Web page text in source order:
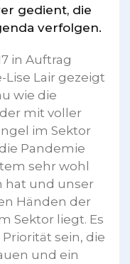
gedient, die
verfolgen.
in Auftrag
Lair gezeigt
wie die
mit voller
im Sektor
Pandemie
sehr wohl
hat und unser
Händen der
Sektor liegt. Es
sein, die
und ein